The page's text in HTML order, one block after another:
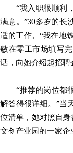
“我入职很顺利，
满意。”30多岁的长
适的工作。“我在地
敏在零工市场填写
话，向她介绍起招聘
“推荐的岗位都很
解答得很详细。”当
位清单，她对照自
文创产业园的一家企